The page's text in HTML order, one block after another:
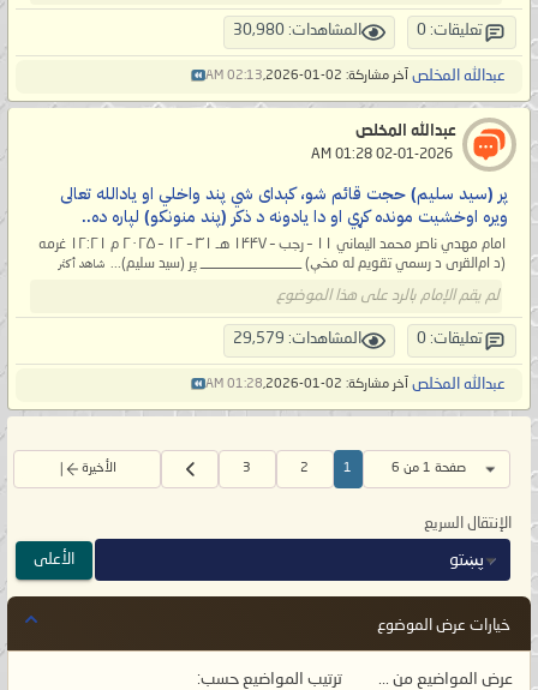
تعليقات: 0 المشاهدات: 30,980
عبدالله المخلص آخر مشاركة: 02-01-2026, 02:13 AM
عبدالله المخلص
پر (سید سلیم) حجت قائم شو، کېدای شي پند واخلي او یادالله تعالی
ویره اوخشیت مونده کړي او دا یادونه د ذکر (پند منونکو) لپاره ده..
امام مهدي ناصر محمد اليماني ۱۱ – رجب – ۱۴۴۷ هـ ۳۱ – ۱۲ – ۲۰۲۵ م ۱۲:۲۱ غرمه
(د ام‌القری د رسمي تقویم له مخې) ______________ پر (سید سلیم)... شاهد أكثر
لم يقم الإمام بالرد على هذا الموضوع
تعليقات: 0 المشاهدات: 29,579
عبدالله المخلص آخر مشاركة: 02-01-2026, 01:28 AM
صفحة 1 من 6 1
2
3 الأخيرة
الإنتقال السريع
پښتو الأعلى
خيارات عرض الموضوع
عرض المواضيع من ... ترتيب المواضيع حسب: